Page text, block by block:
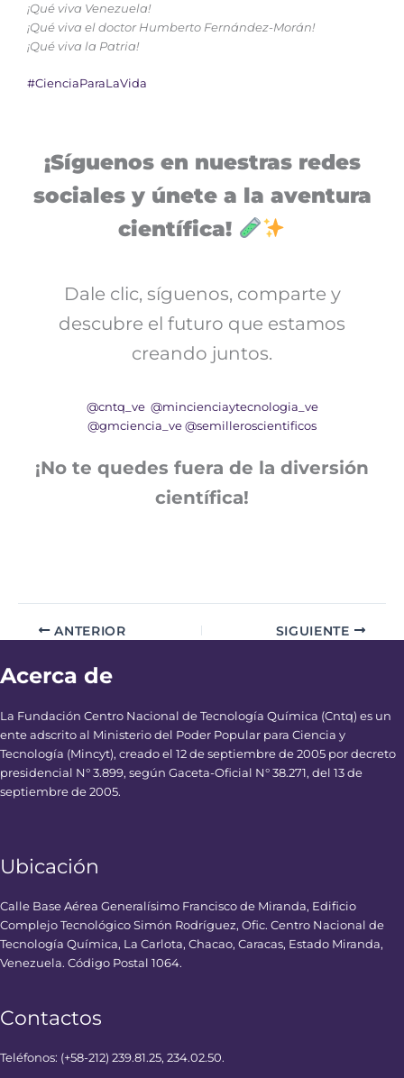
¡Qué viva Venezuela!
¡Qué viva el doctor Humberto Fernández-Morán!
¡Qué viva la Patria!
#CienciaParaLaVida
¡Síguenos en nuestras redes
sociales y únete a la aventura
científica!
Dale clic, síguenos, comparte y
descubre el futuro que estamos
creando juntos.
@cntq_ve @mincienciaytecnologia_ve
@gmciencia_ve @semilleroscientificos
¡No te quedes fuera de la diversión
científica!
ANTERIOR SIGUIENTE
Acerca de
La Fundación Centro Nacional de Tecnología Química (Cntq) es un
ente adscrito al Ministerio del Poder Popular para Ciencia y
Tecnología (Mincyt), creado el 12 de septiembre de 2005 por decreto
presidencial N° 3.899, según Gaceta-Oficial N° 38.271, del 13 de
septiembre de 2005.
Ubicación
Calle Base Aérea Generalísimo Francisco de Miranda, Edificio
Complejo Tecnológico Simón Rodríguez, Ofic. Centro Nacional de
Tecnología Química, La Carlota, Chacao, Caracas, Estado Miranda,
Venezuela. Código Postal 1064.
Contactos
Teléfonos: (+58-212) 239.81.25, 234.02.50.